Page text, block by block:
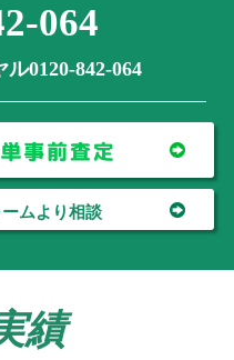
064
0120-842-064
ムより相談
績